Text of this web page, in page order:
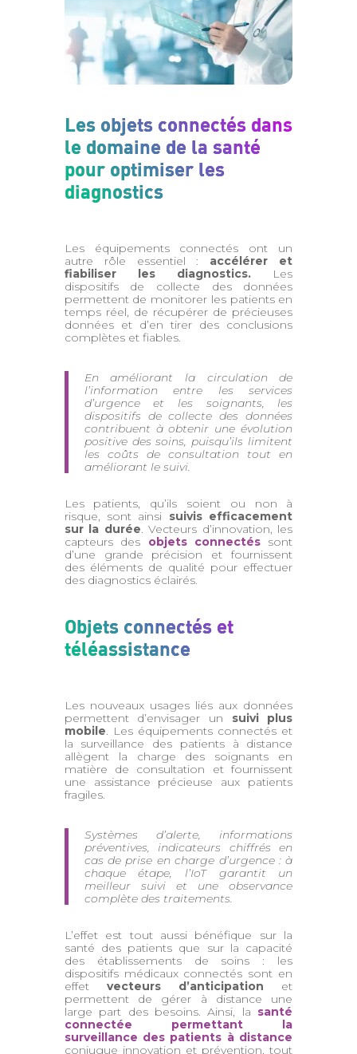
Les objets connectés dans
le domaine de la santé
pour optimiser les
diagnostics
Les équipements connectés ont un
autre rôle essentiel : accélérer et
fiabiliser les diagnostics. Les
dispositifs de collecte des données
permettent de monitorer les patients en
temps réel, de récupérer de précieuses
données et d’en tirer des conclusions
complètes et fiables.
En améliorant la circulation de
l’information entre les services
d’urgence et les soignants, les
dispositifs de collecte des données
contribuent à obtenir une évolution
positive des soins, puisqu’ils limitent
les coûts de consultation tout en
améliorant le suivi.
Les patients, qu’ils soient ou non à
risque, sont ainsi suivis efficacement
sur la durée. Vecteurs d’innovation, les
capteurs des objets connectéssont
d’une grande précision et fournissent
des éléments de qualité pour effectuer
des diagnostics éclairés.
Objets connectés et
téléassistance
Les nouveaux usages liés aux données
permettent d’envisager un suivi plus
mobile. Les équipements connectés et
la surveillance des patients à distance
allègent la charge des soignants en
matière de consultation et fournissent
une assistance précieuse aux patients
fragiles.
Systèmes d’alerte, informations
préventives, indicateurs chiffrés en
cas de prise en charge d’urgence : à
chaque étape, l’IoT garantit un
meilleur suivi et une observance
complète des traitements.
L’effet est tout aussi bénéfique sur la
santé des patients que sur la capacité
des établissements de soins : les
dispositifs médicaux connectés sont en
effet vecteurs d’anticipation et
permettent de gérer à distance une
large part des besoins. Ainsi, la santé
connectée permettant la
surveillance des patients à distance
conjugue innovation et prévention, tout